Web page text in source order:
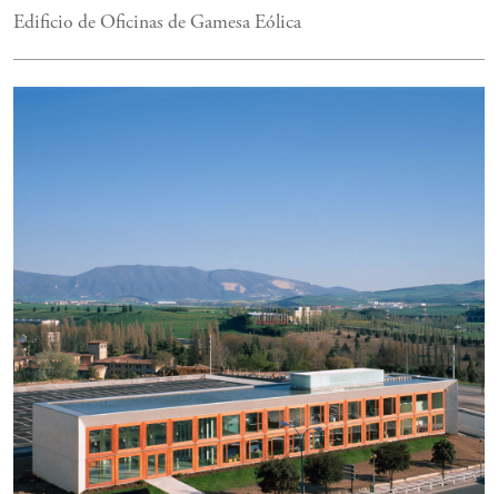
Edificio de Oficinas de Gamesa Eólica